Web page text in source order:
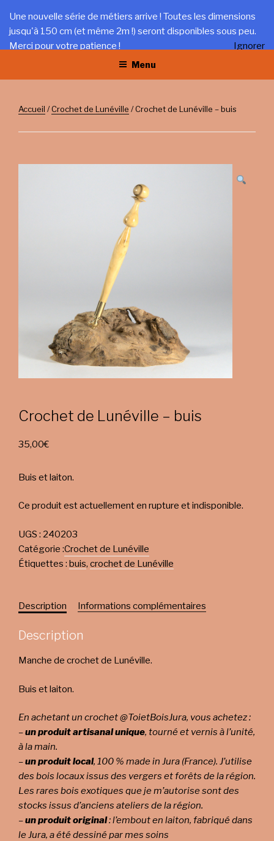
contenu
principal
LA TRÉFILERIE
Gîte et artisanat au coeur du Jura
Menu
Accueil /Crochet de Lunéville / Crochet de Lunéville – buis
Crochet de Lunéville – buis
35,00€
Buis et laiton.
Ce produit est actuellement en rupture et indisponible.
UGS : 240203
Catégorie :Crochet de Lunéville
Étiquettes : buis, crochet de Lunéville
Description Informations complémentaires
Description
Manche de crochet de Lunéville.
Buis et laiton.
En achetant un crochet @ToietBoisJura, vous achetez :
–un produit artisanal unique, tourné et vernis à l’unité,
à la main.
–un produit local, 100 % made in Jura (France). J’utilise
des bois locaux issus des vergers et forêts de la région.
Les rares bois exotiques que je m’autorise sont des
stocks issus d’anciens ateliers de la région.
–un produit original: l’embout en laiton, fabriqué dans
le Jura, a été dessiné par mes soins
Une nouvelle série de métiers arrive ! Toutes les dimensions
jusqu'à 150 cm (et même 2m !) seront disponibles sous peu.
Merci pour votre patience !
Ignorer